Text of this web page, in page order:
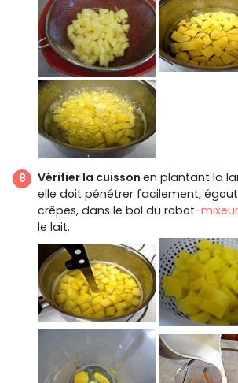
Vérifier la cuisson en plantant la
elle doit pénétrer facilement,
crêpes, dans le bol du robot-mixeur
le lait.